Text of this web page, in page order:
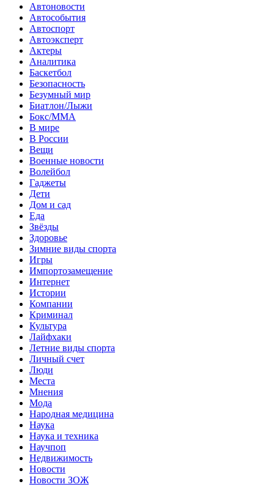
Автоновости
Автособытия
Автоспорт
Автоэксперт
Актеры
Аналитика
Баскетбол
Безопасность
Безумный мир
Биатлон/Лыжи
Бокс/MMA
В мире
В России
Вещи
Военные новости
Волейбол
Гаджеты
Дети
Дом и сад
Еда
Звёзды
Здоровье
Зимние виды спорта
Игры
Импортозамещение
Интернет
Истории
Компании
Криминал
Культура
Лайфхаки
Летние виды спорта
Личный счет
Люди
Места
Мнения
Мода
Народная медицина
Наука
Наука и техника
Научпоп
Недвижимость
Новости
Новости ЗОЖ